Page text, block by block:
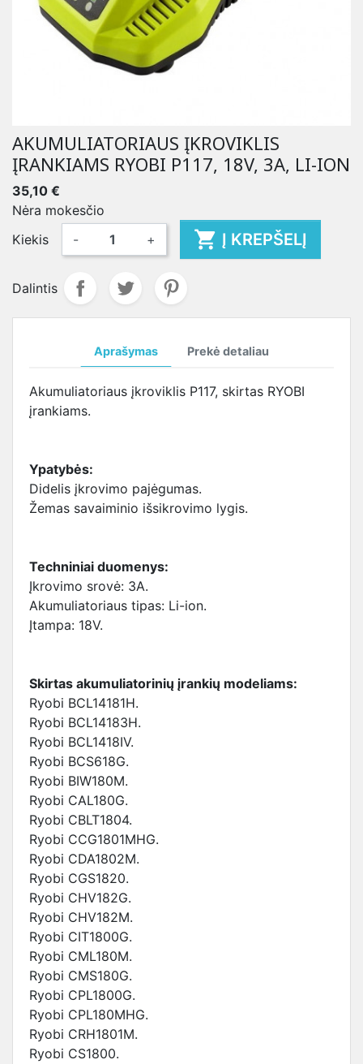
AKUMULIATORIAUS ĮKROVIKLIS
ĮRANKIAMS RYOBI P117, 18V, 3A, LI-ION
35,10 €
Nėra mokesčio
Kiekis
- +  Į KREPŠELĮ
Dalintis
Aprašymas Prekė detaliau
Akumuliatoriaus įkroviklis P117, skirtas RYOBI
įrankiams.
Ypatybės:
Didelis įkrovimo pajėgumas.
Žemas savaiminio išsikrovimo lygis.
Techniniai duomenys:
Įkrovimo srovė: 3A.
Akumuliatoriaus tipas: Li-ion.
Įtampa: 18V.
Skirtas akumuliatorinių įrankių modeliams:
Ryobi BCL14181H.
Ryobi BCL14183H.
Ryobi BCL1418IV.
Ryobi BCS618G.
Ryobi BIW180M.
Ryobi CAL180G.
Ryobi CBLT1804.
Ryobi CCG1801MHG.
Ryobi CDA1802M.
Ryobi CGS1820.
Ryobi CHV182G.
Ryobi CHV182M.
Ryobi CIT1800G.
Ryobi CML180M.
Ryobi CMS180G.
Ryobi CPL1800G.
Ryobi CPL180MHG.
Ryobi CRH1801M.
Ryobi CS1800.